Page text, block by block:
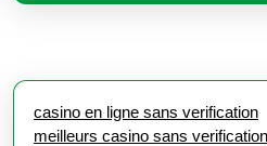
casino en ligne sans verification
meilleurs casino sans verification